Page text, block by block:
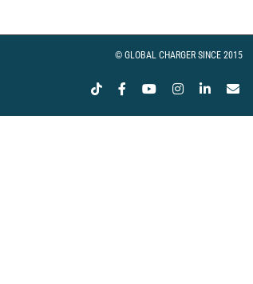
:
© GLOBAL CHARGER SINCE 2015
Tiktok FacebookYouTubeInstagram